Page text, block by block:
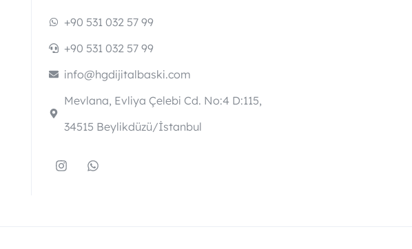
+90 531 032 57 99
+90 531 032 57 99
info@hgdijitalbaski.com
Mevlana, Evliya Çelebi Cd. No:4 D:115,
34515 Beylikdüzü/İstanbul